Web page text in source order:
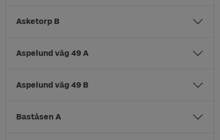
Asketorp B
Aspelund väg 49 A
Aspelund väg 49 B
Baståsen A